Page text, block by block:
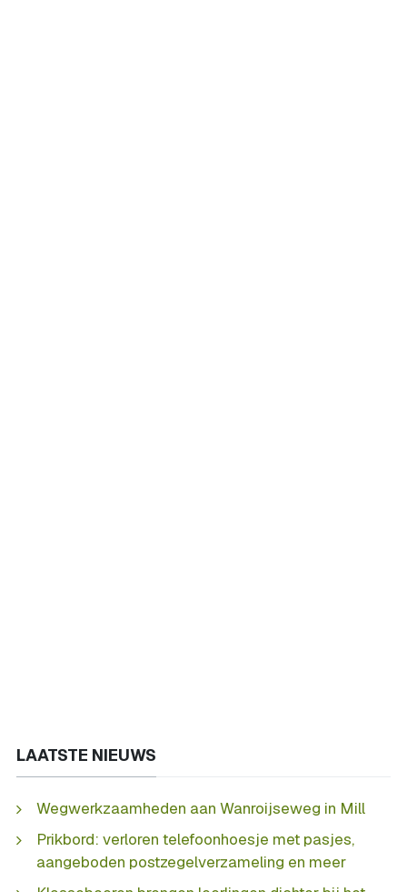
LAATSTE NIEUWS
Wegwerkzaamheden aan Wanroijseweg in Mill
Prikbord: verloren telefoonhoesje met pasjes,
aangeboden postzegelverzameling en meer